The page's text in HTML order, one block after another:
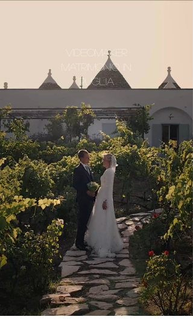
Videomaker
Matrimonio in
Puglia